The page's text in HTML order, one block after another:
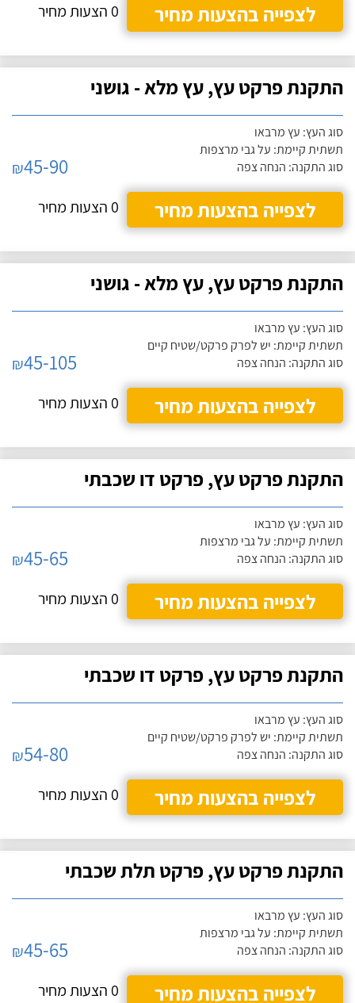
לצפייה בהצעות מחיר
0 הצעות מחיר
התקנת פרקט עץ, עץ מלא - גושני
סוג העץ: עץ מרבאו
תשתית קיימת: על גבי מרצפות
סוג התקנה: הנחה צפה
₪45-90
לצפייה בהצעות מחיר
0 הצעות מחיר
התקנת פרקט עץ, עץ מלא - גושני
סוג העץ: עץ מרבאו
תשתית קיימת: יש לפרק פרקט/שטיח קיים
סוג התקנה: הנחה צפה
₪45-105
לצפייה בהצעות מחיר
0 הצעות מחיר
התקנת פרקט עץ, פרקט דו שכבתי
סוג העץ: עץ מרבאו
תשתית קיימת: על גבי מרצפות
סוג התקנה: הנחה צפה
₪45-65
לצפייה בהצעות מחיר
0 הצעות מחיר
התקנת פרקט עץ, פרקט דו שכבתי
סוג העץ: עץ מרבאו
תשתית קיימת: יש לפרק פרקט/שטיח קיים
סוג התקנה: הנחה צפה
₪54-80
לצפייה בהצעות מחיר
0 הצעות מחיר
התקנת פרקט עץ, פרקט תלת שכבתי
סוג העץ: עץ מרבאו
תשתית קיימת: על גבי מרצפות
סוג התקנה: הנחה צפה
₪45-65
לצפייה בהצעות מחיר
0 הצעות מחיר